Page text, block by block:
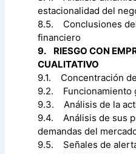
estacionalidad del
8.5. Conclusiones
financiero
9. RIESGO CON
CUALITATIVO
9.1. Concentración
9.2. Funcionamiento
9.3. Análisis de la
9.4. Análisis de sus
demandas del
9.5. Señales de